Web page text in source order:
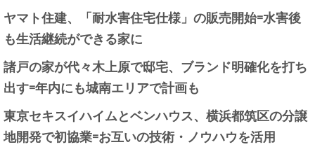
ヤマト住建、「耐水害住宅仕様」の販売開始=水害後
も生活継続ができる家に
諸戸の家が代々木上原で邸宅、ブランド明確化を打ち
出す=年内にも城南エリアで計画も
東京セキスイハイムとベンハウス、横浜都筑区の分譲
地開発で初協業=お互いの技術・ノウハウを活用